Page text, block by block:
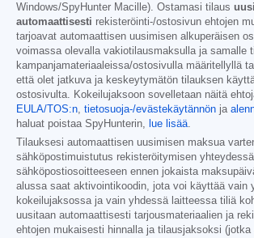
Windows/SpyHunter Macille). Ostamasi tilaus
automaattisesti rekisteröinti-/ostosivun ehtojen
tarjoavat automaattisen uusimisen alkuperäisen
voimassa olevalla vakiotilausmaksulla ja samalle
kampanjamateriaaleissa/ostosivulla määritellyllä
että olet jatkuva ja keskeytymätön tilauksen
ostosivulta. Kokeilujaksoon sovelletaan näitä
EULA/TOS:n, tietosuoja-/evästekäytännön ja
haluat poistaa SpyHunterin, lue lisää.
Tilauksesi automaattisen uusimisen maksua
sähköpostimuistutus rekisteröitymisen
sähköpostiosoitteeseen ennen jokaista
alussa saat aktivointikoodin, jota voi käyttää vain
kokeilujaksossa ja vain yhdessä laitteessa tiliä
uusitaan automaattisesti tarjousmateriaalien ja
ehtojen mukaisesti hinnalla ja tilausjaksoksi